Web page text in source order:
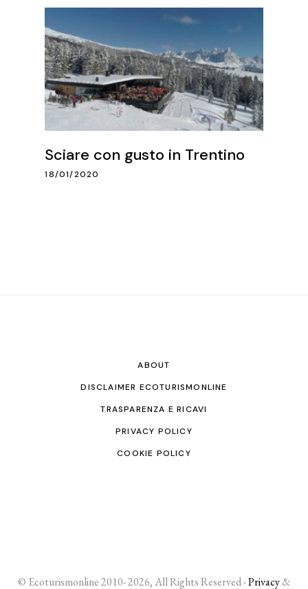
Sciare con gusto in Trentino
18/01/2020
ABOUT
DISCLAIMER ECOTURISMONLINE
TRASPARENZA E RICAVI
PRIVACY POLICY
COOKIE POLICY
© Ecoturismonline 2010- 2026, All Rights Reserved -Privacy&